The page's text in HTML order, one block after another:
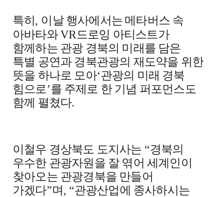
특히 , 이날 행사에서는메타버스 속
아바타와VR드로잉 아티스트가
함께하는 관광 경북의 미래를 담은
특별 공연과 경북관광의 재도약을 위한
뜻을 하나로 모아‘관광의 미래 경북
힘으로 ’를 주제로 한 기념 퍼포먼스도
함께 펼쳤다.
이철우 경상북도 도지사는 “경북의
우수한 관광자원을 잘 엮어 세계인이
찾아오는 관광경북을 만들어
가겠다”며, “관광산업에 종사하시는